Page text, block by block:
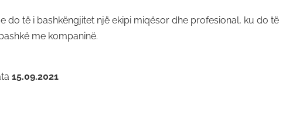
të i bashkëngjitet një ekipi miqësor dhe profesional, ku do të
me kompaninë.
15.09.2021